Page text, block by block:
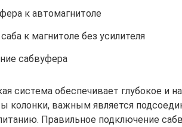
к автомагнитоле
к магнитоле без усилителя
сабвуфера
система обеспечивает глубокое и
колонки, важным является
Правильное подключение